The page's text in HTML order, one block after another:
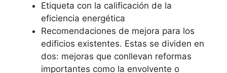
Etiqueta con la calificación de la
eficiencia energética
Recomendaciones de mejora para los
edificios existentes. Estas se dividen en
dos: mejoras que conllevan reformas
importantes como la envolvente o